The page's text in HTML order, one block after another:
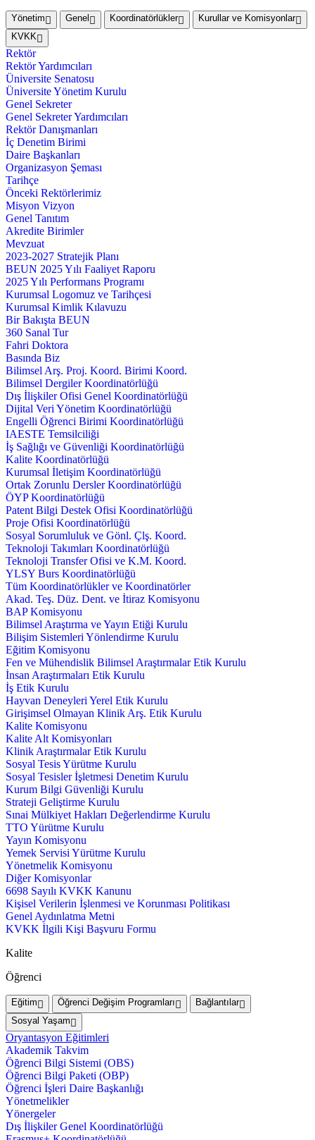
Yönetim Genel Koordinatörlükler
Kurullar ve Komisyonlar
KVKK
Rektör
Rektör Yardımcıları
Üniversite Senatosu
Üniversite Yönetim Kurulu
Genel Sekreter
Genel Sekreter Yardımcıları
Rektör Danışmanları
İç Denetim Birimi
Daire Başkanları
Organizasyon Şeması
Tarihçe
Önceki Rektörlerimiz
Misyon Vizyon
Genel Tanıtım
Akredite Birimler
Mevzuat
2023-2027 Stratejik Planı
BEUN 2025 Yılı Faaliyet Raporu
2025 Yılı Performans Programı
Kurumsal Logomuz ve Tarihçesi
Kurumsal Kimlik Kılavuzu
Bir Bakışta BEUN
360 Sanal Tur
Fahri Doktora
Basında Biz
Bilimsel Arş. Proj. Koord. Birimi Koord.
Bilimsel Dergiler Koordinatörlüğü
Dış İlişkiler Ofisi Genel Koordinatörlüğü
Dijital Veri Yönetim Koordinatörlüğü
Engelli Öğrenci Birimi Koordinatörlüğü
IAESTE Temsilciliği
İş Sağlığı ve Güvenliği Koordinatörlüğü
Kalite Koordinatörlüğü
Kurumsal İletişim Koordinatörlüğü
Ortak Zorunlu Dersler Koordinatörlüğü
ÖYP Koordinatörlüğü
Patent Bilgi Destek Ofisi Koordinatörlüğü
Proje Ofisi Koordinatörlüğü
Sosyal Sorumluluk ve Gönl. Çlş. Koord.
Teknoloji Takımları Koordinatörlüğü
Teknoloji Transfer Ofisi ve K.M. Koord.
YLSY Burs Koordinatörlüğü
Tüm Koordinatörlükler ve Koordinatörler
Akad. Teş. Düz. Dent. ve İtiraz Komisyonu
BAP Komisyonu
Bilimsel Araştırma ve Yayın Etiği Kurulu
Bilişim Sistemleri Yönlendirme Kurulu
Eğitim Komisyonu
Fen ve Mühendislik Bilimsel Araştırmalar Etik Kurulu
İnsan Araştırmaları Etik Kurulu
İş Etik Kurulu
Hayvan Deneyleri Yerel Etik Kurulu
Girişimsel Olmayan Klinik Arş. Etik Kurulu
Kalite Komisyonu
Kalite Alt Komisyonları
Klinik Araştırmalar Etik Kurulu
Sosyal Tesis Yürütme Kurulu
Sosyal Tesisler İşletmesi Denetim Kurulu
Kurum Bilgi Güvenliği Kurulu
Strateji Geliştirme Kurulu
Sınai Mülkiyet Hakları Değerlendirme Kurulu
TTO Yürütme Kurulu
Yayın Komisyonu
Yemek Servisi Yürütme Kurulu
Yönetmelik Komisyonu
Diğer Komisyonlar
6698 Sayılı KVKK Kanunu
Kişisel Verilerin İşlenmesi ve Korunması Politikası
Genel Aydınlatma Metni
KVKK İlgili Kişi Başvuru Formu
Kalite
Öğrenci
Eğitim Öğrenci Değişim Programları
Bağlantılar
Sosyal Yaşam
Oryantasyon Eğitimleri
Akademik Takvim
Öğrenci Bilgi Sistemi (OBS)
Öğrenci Bilgi Paketi (OBP)
Öğrenci İşleri Daire Başkanlığı
Yönetmelikler
Yönergeler
Dış İlişkiler Genel Koordinatörlüğü